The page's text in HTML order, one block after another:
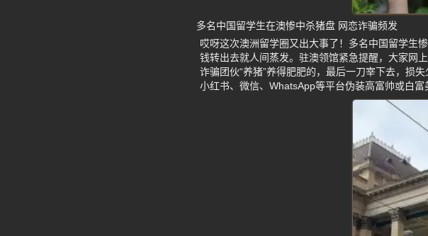
多名中国留学生在澳惨中杀猪盘 网恋诈骗频发
哎呀这次澳洲留学圈又出大事了！多名中国留学生
钱转出去就人间蒸发。驻澳领馆紧急提醒，大家网
诈骗团伙“养猪”养得肥肥的，最后一刀宰下去，损
小红书、微信、WhatsApp等平台伪装高富帅或白富